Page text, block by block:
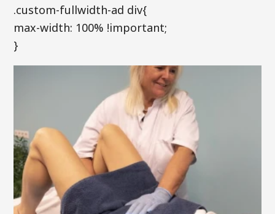
.custom-fullwidth-ad div{
max-width: 100% !important;
}